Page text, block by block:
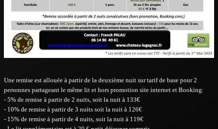
Une remise est allouée à partir de la deuxième nuit sur tarif de base pour 2
personnes partageant le même lit et hors promotion site internet et Booking:
- 5% de remise à partir de 2 nuits, soit la nuit à 133€
- 10% de remise à partir de 3 nuits soit la nuit à 126€
- 15% de remise à partir de 4 nuits, soit la nuit à 119€